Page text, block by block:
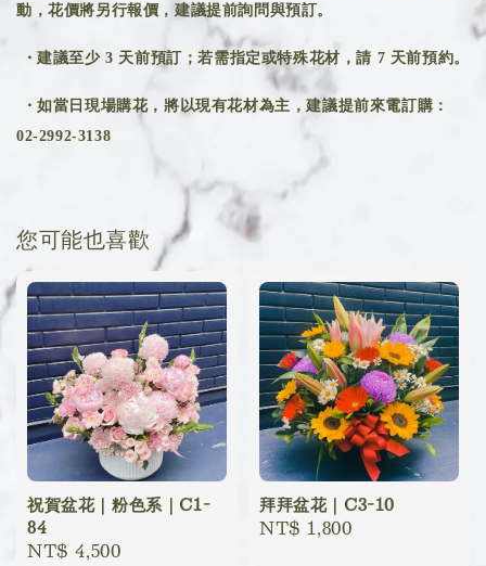
動，花價將另行報價，建議提前詢問與預訂。
・建議至少 3 天前預訂；若需指定或特殊花材，請 7 天前預約。
・如當日現場購花，將以現有花材為主，建議提前來電訂購：
02-2992-3138
您可能也喜歡
祝賀盆花｜粉色系｜C1-
84
Regular
NT$ 4,500
拜拜盆花｜C3-10
Regular
NT$ 1,800